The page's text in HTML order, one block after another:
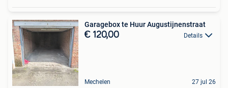
Garagebox te Huur Augustijnenstraat
€ 120,00 Details
Mechelen 27 jul 26